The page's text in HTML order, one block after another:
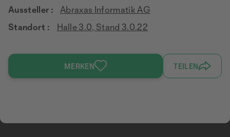
Aussteller :
Abraxas Informatik AG
Standort :
Halle 3.0, Stand 3.0.22
MERKEN TEILEN